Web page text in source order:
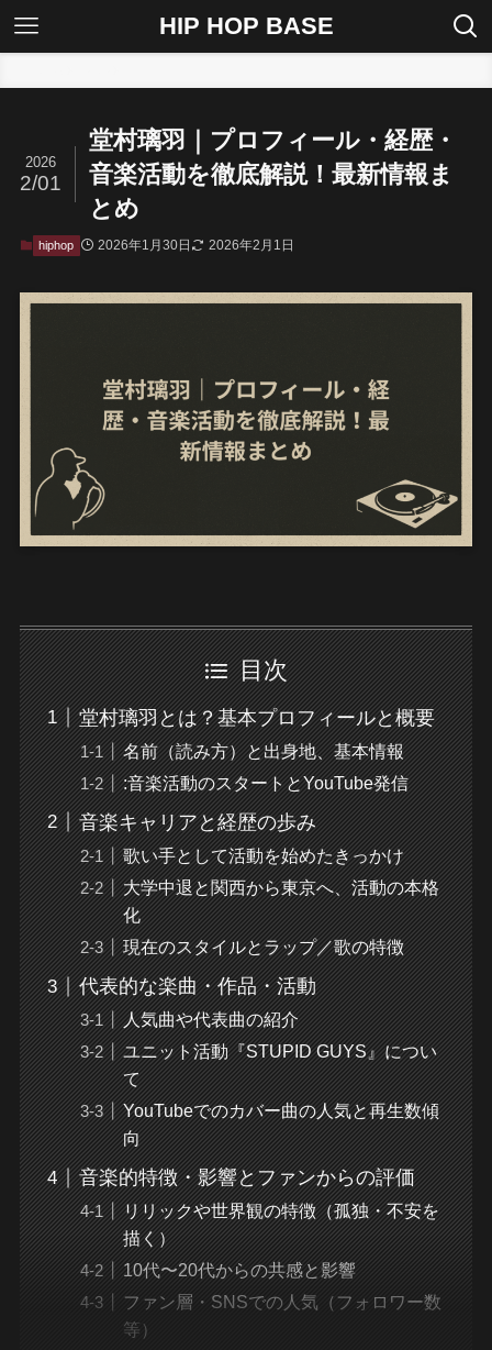
HIP HOP BASE
堂村璃羽｜プロフィール・経歴・
音楽活動を徹底解説！最新情報ま
とめ
2026
2/01
hiphop 2026年1月30日 2026年2月1日
目次
堂村璃羽とは？基本プロフィールと概要
名前（読み方）と出身地、基本情報
:音楽活動のスタートとYouTube発信
音楽キャリアと経歴の歩み
歌い手として活動を始めたきっかけ
大学中退と関西から東京へ、活動の本格
化
現在のスタイルとラップ／歌の特徴
代表的な楽曲・作品・活動
人気曲や代表曲の紹介
ユニット活動『STUPID GUYS』につい
て
YouTubeでのカバー曲の人気と再生数傾
向
音楽的特徴・影響とファンからの評価
リリックや世界観の特徴（孤独・不安を
描く）
10代〜20代からの共感と影響
ファン層・SNSでの人気（フォロワー数
等）